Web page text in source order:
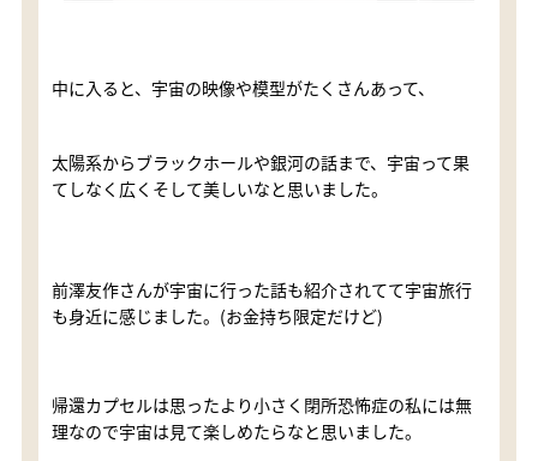
中に入ると、宇宙の映像や模型がたくさんあって、
太陽系からブラックホールや銀河の話まで、宇宙って果
てしなく広くそして美しいなと思いました。
前澤友作さんが宇宙に行った話も紹介されてて宇宙旅行
も身近に感じました。(お金持ち限定だけど)
帰還カプセルは思ったより小さく閉所恐怖症の私には無
理なので宇宙は見て楽しめたらなと思いました。